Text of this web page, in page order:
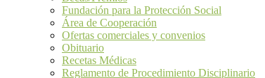
Fundación para la Protección Social
Área de Cooperación
Ofertas comerciales y convenios
Obituario
Recetas Médicas
Reglamento de Procedimiento Disciplinario